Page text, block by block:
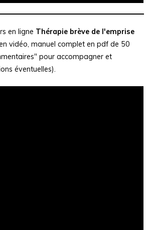
en ligne Thérapie brève de l'emprise
vidéo, manuel complet en pdf de 50
pour accompagner et
éventuelles).